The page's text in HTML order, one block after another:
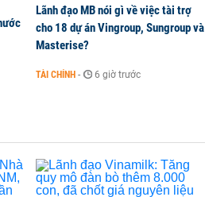
dòng vốn trong nền kinh tế
Lãnh đạo MB nói gì về việc tài trợ
cho 18 dự án Vingroup, Sungroup và
Masterise?
TÀI CHÍNH - 6 giờ trước